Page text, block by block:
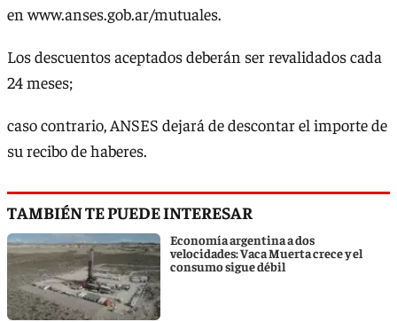
en www.anses.gob.ar/mutuales.
Los descuentos aceptados deberán ser revalidados cada
24 meses;
caso contrario, ANSES dejará de descontar el importe de
su recibo de haberes.
TAMBIÉN TE PUEDE INTERESAR
Economía argentina a dos
velocidades: Vaca Muerta crece y el
consumo sigue débil